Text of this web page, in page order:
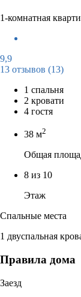
1-комнатная
9,9
13 отзывов (13)
1 спальня
2 кровати
4 гостя
38 м2
Общая
8 из 10
Этаж
Спальные места
1 двуспальная
Правила дома
Заезд